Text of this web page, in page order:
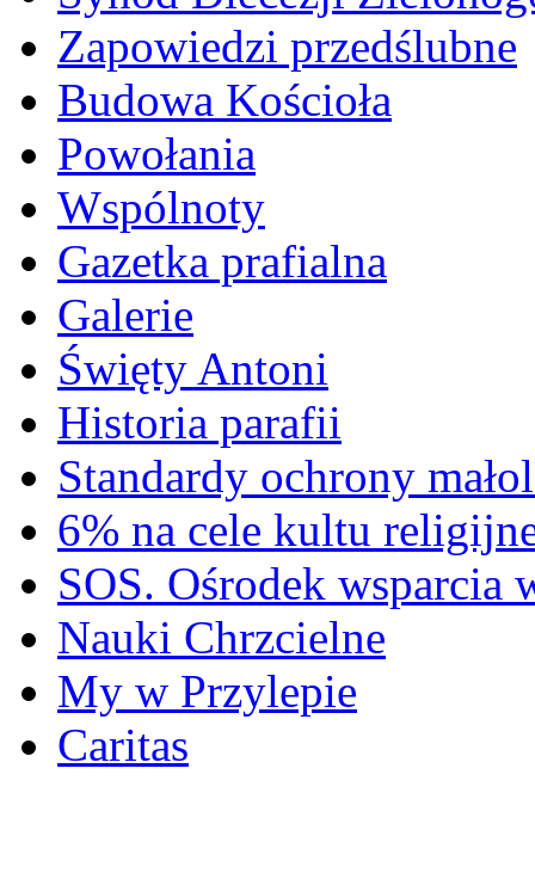
Zapowiedzi przedślubne
Budowa Kościoła
Powołania
Wspólnoty
Gazetka prafialna
Galerie
Święty Antoni
Historia parafii
Standardy ochrony
6% na cele kultu
SOS. Ośrodek wsparcia
Nauki Chrzcielne
My w Przylepie
Caritas